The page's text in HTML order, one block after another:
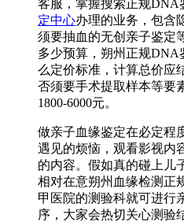
客服，掌握搜索正规DNA
定中心办理的业务，包含
须要抽血的无创亲子鉴定
多少预算，朔州正规
么定价标准，计算总价应
否须要手术提取样本等要
1800-6000元。
做亲子血缘鉴定在必定程
遇见的烦恼，观看影视内
的内容。假如真的碰上儿
相对在意朔州血缘检测正
甲医院的测验科就可进行
序，大家会热切关心测验